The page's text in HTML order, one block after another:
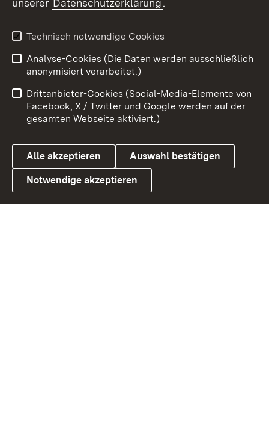
X / Twitter
Youtube
Link zum Landesportal
Benutzungshinweise
Barrierefreiheit
Datenschutz
Cookies
unserer Datenschutzerklärung.
Technisch notwendige Cookies
Analyse-Cookies (Die Daten werden ausschließlich
anonymisiert verarbeitet.)
Drittanbieter-Cookies (Social-Media-Elemente von
Facebook, X / Twitter und Google werden auf der
gesamten Webseite aktiviert.)
Alle akzeptieren Auswahl bestätigen
Notwendige akzeptieren